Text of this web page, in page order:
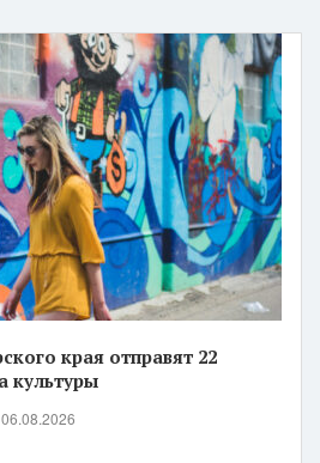
края отправят 22
культуры
06.08.2026